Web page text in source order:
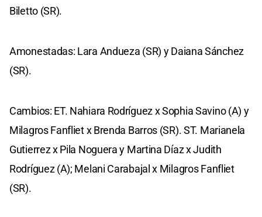
Biletto (SR).
Amonestadas: Lara Andueza (SR) y Daiana Sánchez
(SR).
Cambios: ET. Nahiara Rodríguez x Sophia Savino (A) y
Milagros Fanfliet x Brenda Barros (SR). ST. Marianela
Gutierrez x Pila Noguera y Martina Díaz x Judith
Rodríguez (A); Melani Carabajal x Milagros Fanfliet
(SR).